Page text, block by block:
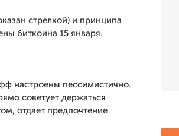
стрелкой) и принципа
биткоина 15 января.
настроены пессимистично.
советует держаться
отдает предпочтение